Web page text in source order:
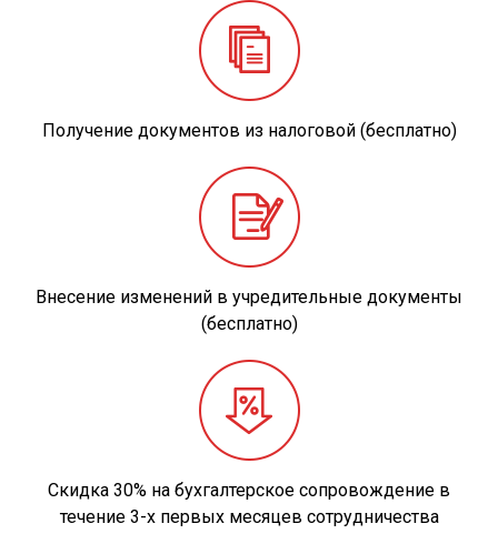
Получение документов из налоговой (бесплатно)
Внесение изменений в учредительные документы
(бесплатно)
Скидка 30% на бухгалтерское сопровождение в
течение 3-х первых месяцев сотрудничества